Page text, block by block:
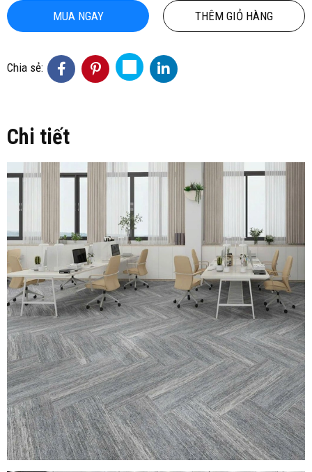
MUA NGAY THÊM GIỎ HÀNG
Chia sẻ:
Chi tiết